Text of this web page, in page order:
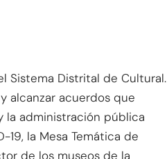
Sistema Distrital de Cultural.
alcanzar acuerdos que
la administración pública
la Mesa Temática de
de los museos de la